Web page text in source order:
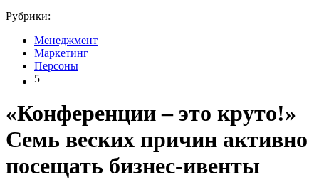
Рубрики:
Менеджмент
Маркетинг
Персоны
5
«Конференции – это круто!»
Семь веских причин активно
посещать бизнес-ивенты